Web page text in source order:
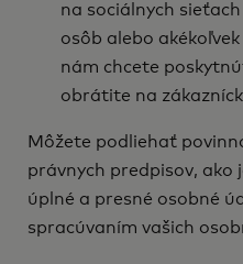
na sociálnych
osôb alebo
nám chcete
obrátite na
Môžete podliehať
právnych predpisov,
úplné a presné osobné
spracúvaním vašich